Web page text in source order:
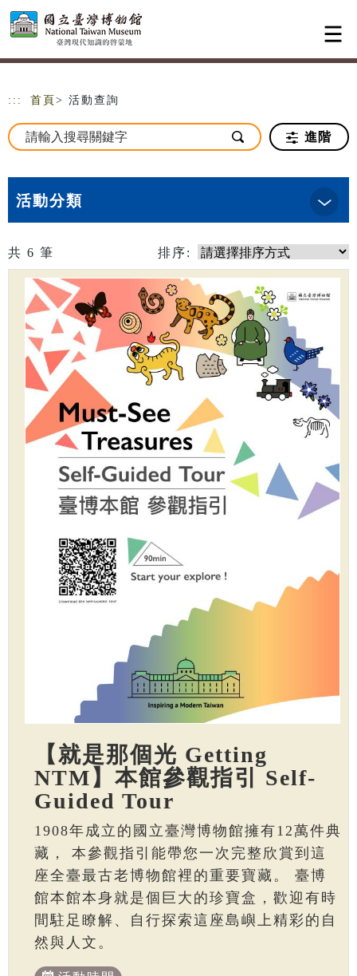
跳到主要內容
網站導覽
::: 首頁 > 活動查詢
進階
活動分類
共 6 筆 排序:
【就是那個光 Getting
NTM】本館參觀指引 Self-
Guided Tour
1908年成立的國立臺灣博物館擁有12萬件典
藏， 本參觀指引能帶您一次完整欣賞到這
座全臺最古老博物館裡的重要寶藏。 臺博
館本館本身就是個巨大的珍寶盒，歡迎有時
間駐足瞭解、自行探索這座島嶼上精彩的自
然與人文。